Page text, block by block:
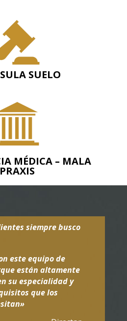
SUELO
MÉDICA – MALA
PRAXIS
siempre busco
este equipo de
están altamente
su especialidad y
que los